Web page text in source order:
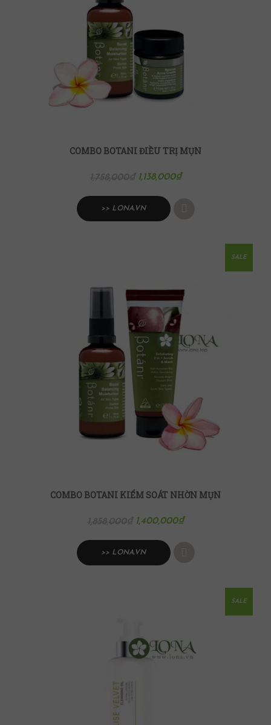
COMBO BOTANI ĐIỀU TRỊ MỤN
1,138,000₫
>> LONA.VN
SALE
COMBO BOTANI KIỂM SOÁT NHỜN MỤN
1,400,000₫
>> LONA.VN
SALE